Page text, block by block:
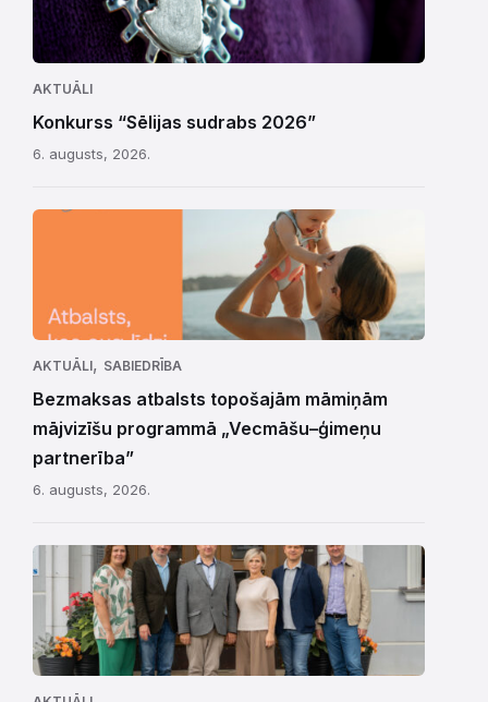
AKTUĀLI
Konkurss “Sēlijas sudrabs 2026”
6. augusts, 2026.
AKTUĀLI, SABIEDRĪBA
Bezmaksas atbalsts topošajām māmiņām
mājvizīšu programmā „Vecmāšu–ģimeņu
partnerība”
6. augusts, 2026.